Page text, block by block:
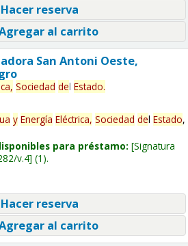
reserva
al carrito
San Antoni Oeste,
Sociedad del Estado.
y Energía Eléctrica, Sociedad del Estado,
para préstamo: Signatura
v.4 (1).
reserva
al carrito